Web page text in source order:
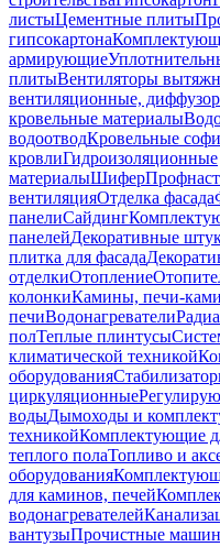
листыЦементные плиты
гипсокартона
армирующие
плитыВентиляторы
вентиляционные,
кровельные материалы
водоотводКровельные
кровлиГидроизоляционные
материалыШифер
вентиляцияОтделка фасада
панелиСайдинг
панелейДекоративные
плитка для фасада
отделкиОтопление
колонкиКамины, печи-
печиВодонагреватели
полТеплые плинтусы
климатической техникой
оборудования
циркуляционные
водыДымоходы и
техникойКомплектующие
теплого полаТопливо и
оборудования
для каминов, печей
водонагревателей
вантузыПрочистные